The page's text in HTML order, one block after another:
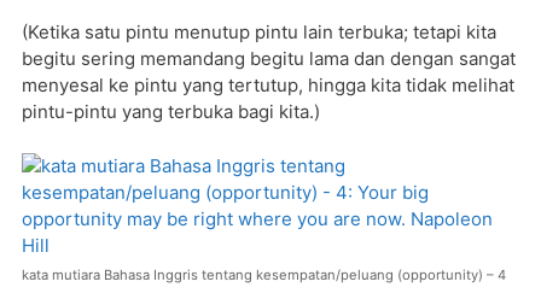
(Ketika satu pintu menutup pintu lain terbuka; tetapi kita
begitu sering memandang begitu lama dan dengan sangat
menyesal ke pintu yang tertutup, hingga kita tidak melihat
pintu-pintu yang terbuka bagi kita.)
kata mutiara Bahasa Inggris tentang kesempatan/peluang (opportunity) – 4